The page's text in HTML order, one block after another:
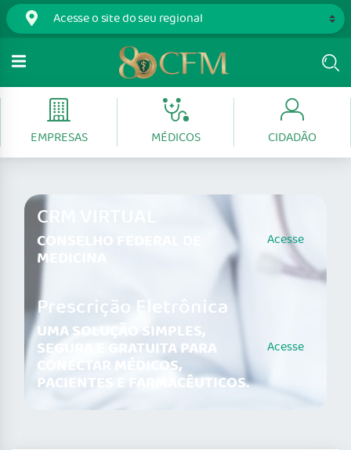
EMPRESAS MÉDICOS CIDADÃO
CRM VIRTUAL
CONSELHO FEDERAL DE
MEDICINA
Acesse
Prescrição Eletrônica
UMA SOLUÇÃO SIMPLES,
SEGURA E GRATUITA PARA
CONECTAR MÉDICOS,
PACIENTES E FARMACÊUTICOS.
Acesse